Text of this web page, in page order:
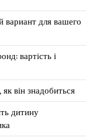
вариант для вашего
вартість і
він знадобиться
дитину